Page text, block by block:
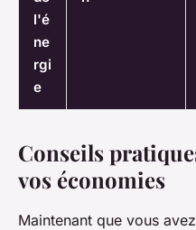
l'é
ne
rgi
e
Conseils
vos économies
Maintenant que vous